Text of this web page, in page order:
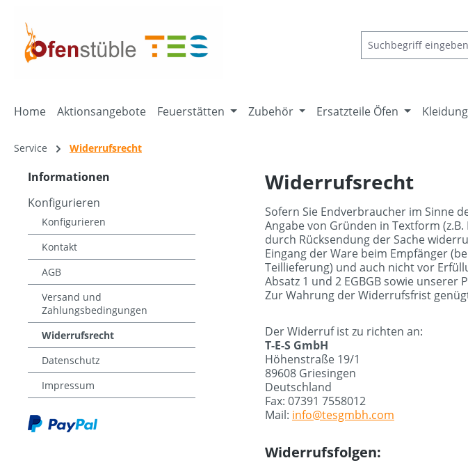
Home Aktionsangebote Feuerstätten Zubehör Ersatzteile Öfen Kleidung
Service Widerrufsrecht
Informationen
Konfigurieren
Konfigurieren
Kontakt
AGB
Versand und
Zahlungsbedingungen
Widerrufsrecht
Datenschutz
Impressum
Widerrufsrecht
Sofern Sie Endverbraucher im Sinne
Angabe von Gründen in Textform
durch Rücksendung der Sache
Eingang der Ware beim Empfänger
Teillieferung) und auch nicht vor
Absatz 1 und 2 EGBGB sowie unserer
Zur Wahrung der Widerrufsfrist
Der Widerruf ist zu richten an:
T-E-S GmbH
Höhenstraße 19/1
89608 Griesingen
Deutschland
Fax: 07391 7558012
Mail: info@tesgmbh.com
Widerrufsfolgen: